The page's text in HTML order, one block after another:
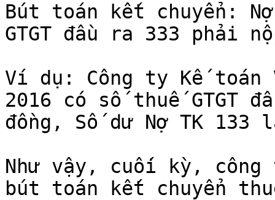
Bút toán kết chuyển:
GTGT đầu ra 333 phải
Ví dụ: Công ty Kế
2016 có số thuế GTGT
đồng, Số dư Nợ TK 133
Như vậy, cuối kỳ,
bút toán kết chuyển